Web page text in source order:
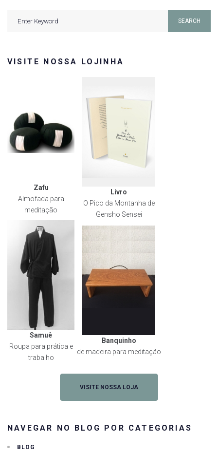
SEARCH
VISITE NOSSA LOJINHA
Zafu
Almofada para
meditação
Livro
O Pico da Montanha de
Gensho Sensei
Samuê
Roupa para prática e
trabalho
Banquinho
de madeira para meditação
VISITE NOSSA LOJA
NAVEGAR NO BLOG POR CATEGORIAS
BLOG